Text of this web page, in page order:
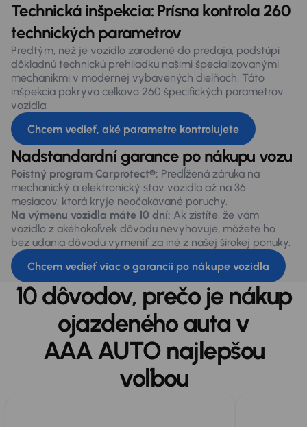
Technická inšpekcia: Prísna kontrola 260
technických parametrov
Predtým, než je vozidlo zaradené do predaja, podstúpi
dôkladnú technickú prehliadku našimi špecializovanými
mechanikmi v modernej vybavených dielňach. Táto
inšpekcia pokrýva celkovo 260 špecifických parametrov
vozidla:
Chcem vedieť, aké parametre kontrolujete
Nadstandardní garance po nákupu vozu
Poistný program Carprotect®: Predĺžená záruka na
mechanický a elektronický stav vozidla až na 36
mesiacov, ktorá kryje neočakávané poruchy.
Na výmenu vozidla máte 10 dní: Ak zistíte, že vám
vozidlo z akéhokoľvek dôvodu nevyhovuje, môžete ho
bez udania dôvodu vymeniť za iné z našej širokej ponuky.
Chcem vedieť viac o garancii po nákupe vozidla
10 dôvodov, prečo je nákup
ojazdeného auta v
AAA AUTO najlepšou
voľbou